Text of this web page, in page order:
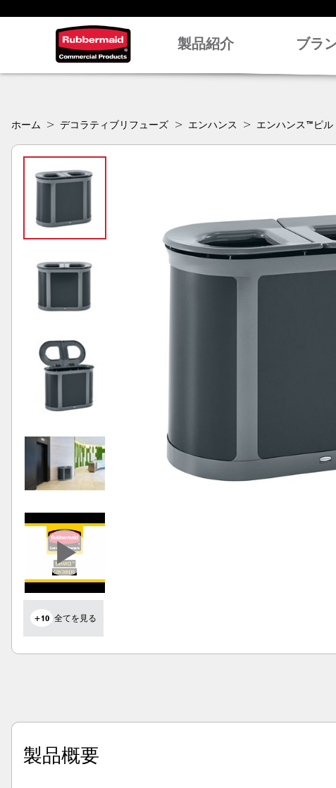
製品紹介 ブラ
ホーム デコラティブリフューズ エンハンス エンハンス™ピル
+10 全てを見る
製品概要